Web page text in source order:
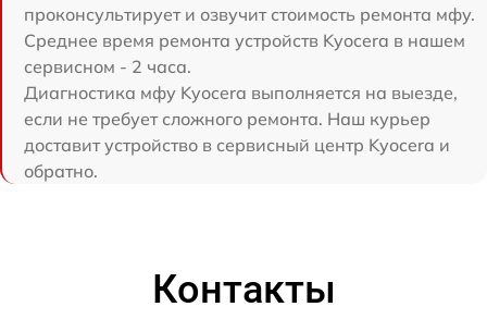
проконсультирует и озвучит стоимость ремонта мфу.
Среднее время ремонта устройств Kyocera в нашем
сервисном - 2 часа.
Диагностика мфу Kyocera выполняется на выезде,
если не требует сложного ремонта. Наш курьер
доставит устройство в сервисный центр Kyocera и
обратно.
Контакты